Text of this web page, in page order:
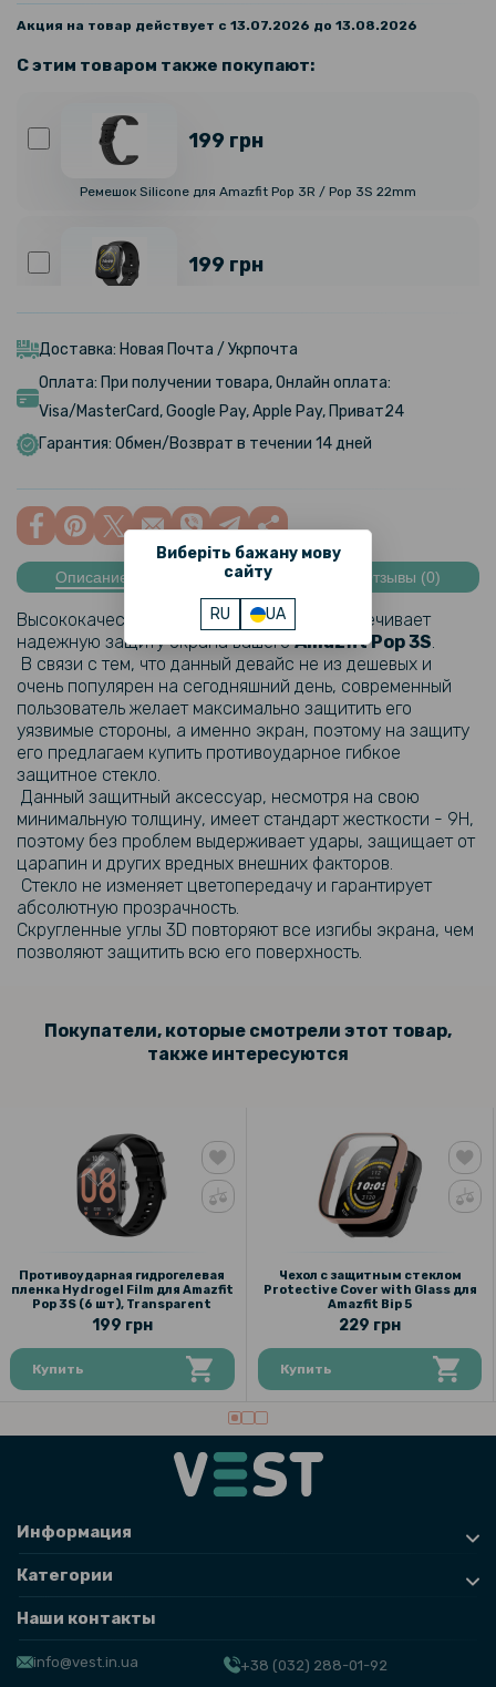
Виберіть бажану мову
сайту
RU UA
Акция на товар действует с 13.07.2026 до 13.08.2026
С этим товаром также покупают:
199 грн
Ремешок Silicone для Amazfit Pop 3R / Pop 3S 22mm
199 грн
Противоударная гидрогелевая пленка Hydrogel Film для Amazfit
229 грн
Чехол с защитным стеклом Protective Cover with Glass для Amazfit
359 грн
Ремешок Silicone Magnetic для смарт-часов Amazfit Pop 3R / Pop
199 грн
Противоударная гидрогелевая пленка Hydrogel Film для Amazfit
Pop 3S (6 шт), Transparent
219 грн
Ремешок Silicone для смарт-часов Amazfit Bip 5 22mm
139 грн
Доставка: Новая Почта / Укрпочта
Оплата: При получении товара, Онлайн оплата:
Visa/MasterCard, Google Pay, Apple Pay, Приват24
Гарантия: Обмен/Возврат в течении 14 дней
Описание Характеристики Отзывы (0)
Высококачественное гибкое стекло обеспечивает
надежную защиту экрана вашегоAmazfit Pop 3S.
В связи с тем, что данный девайс не из дешевых и
очень популярен на сегодняшний день, современный
пользователь желает максимально защитить его
уязвимые стороны, а именно экран, поэтому на защиту
его предлагаем купить противоударное гибкое
защитное стекло.
Данный защитный аксессуар, несмотря на свою
минимальную толщину, имеет стандарт жесткости - 9H,
поэтому без проблем выдерживает удары, защищает от
царапин и других вредных внешних факторов.
Стекло не изменяет цветопередачу и гарантирует
абсолютную прозрачность.
Скругленные углы 3D повторяют все изгибы экрана, чем
позволяют защитить всю его поверхность.
Покупатели, которые смотрели этот товар,
также интересуются
Противоударная гидрогелевая
пленка Hydrogel Film для Amazfit
Pop 3S (6 шт), Transparent
199 грн
Купить
Чехол с защитным стеклом
Protective Cover with Glass для
Amazfit Bip 5
229 грн
Купить
Информация
Категории
Наши контакты
info@vest.in.ua +38 (032) 288-01-92